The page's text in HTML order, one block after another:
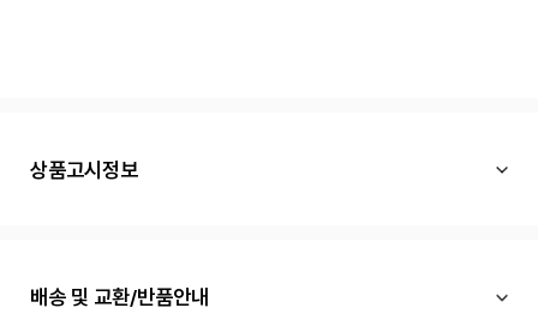
상품고시정보
배송 및 교환/반품안내